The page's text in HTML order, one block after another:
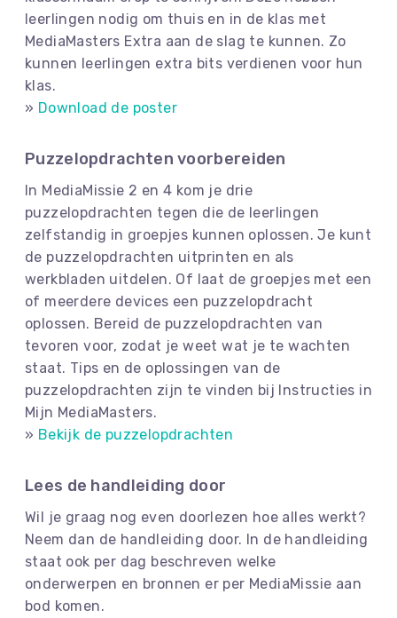
leerlingen nodig om thuis en in de klas met
MediaMasters Extra aan de slag te kunnen. Zo
kunnen leerlingen extra bits verdienen voor hun
klas.
» Download de poster
Puzzelopdrachten voorbereiden
In MediaMissie 2 en 4 kom je drie
puzzelopdrachten tegen die de leerlingen
zelfstandig in groepjes kunnen oplossen. Je kunt
de puzzelopdrachten uitprinten en als
werkbladen uitdelen. Of laat de groepjes met een
of meerdere devices een puzzelopdracht
oplossen. Bereid de puzzelopdrachten van
tevoren voor, zodat je weet wat je te wachten
staat. Tips en de oplossingen van de
puzzelopdrachten zijn te vinden bij Instructies in
Mijn MediaMasters.
» Bekijk de puzzelopdrachten
Lees de handleiding door
Wil je graag nog even doorlezen hoe alles werkt?
Neem dan de handleiding door. In de handleiding
staat ook per dag beschreven welke
onderwerpen en bronnen er per MediaMissie aan
bod komen.